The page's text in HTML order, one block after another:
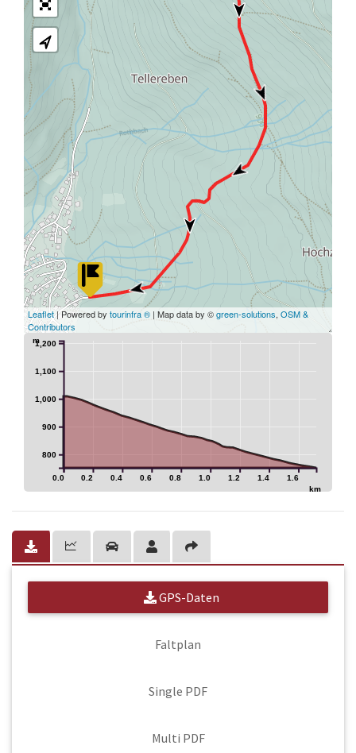
Leaflet| Powered by tourinfra ® | Map data by ©green-solutions, OSM &
Contributors
0.0 0.2 0.4 0.6 0.8 1.0 1.2 1.4 1.6
km
800
900
1,000
1,100
1,200
m
GPS-Daten
Faltplan
Single PDF
Multi PDF